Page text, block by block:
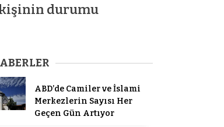
kişinin durumu
ABD’de Camiler ve İslami
Merkezlerin Sayısı Her
Geçen Gün Artıyor